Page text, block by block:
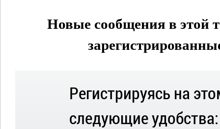
Новые сообщения в этой
Регистрируясь на
следующие удобства: